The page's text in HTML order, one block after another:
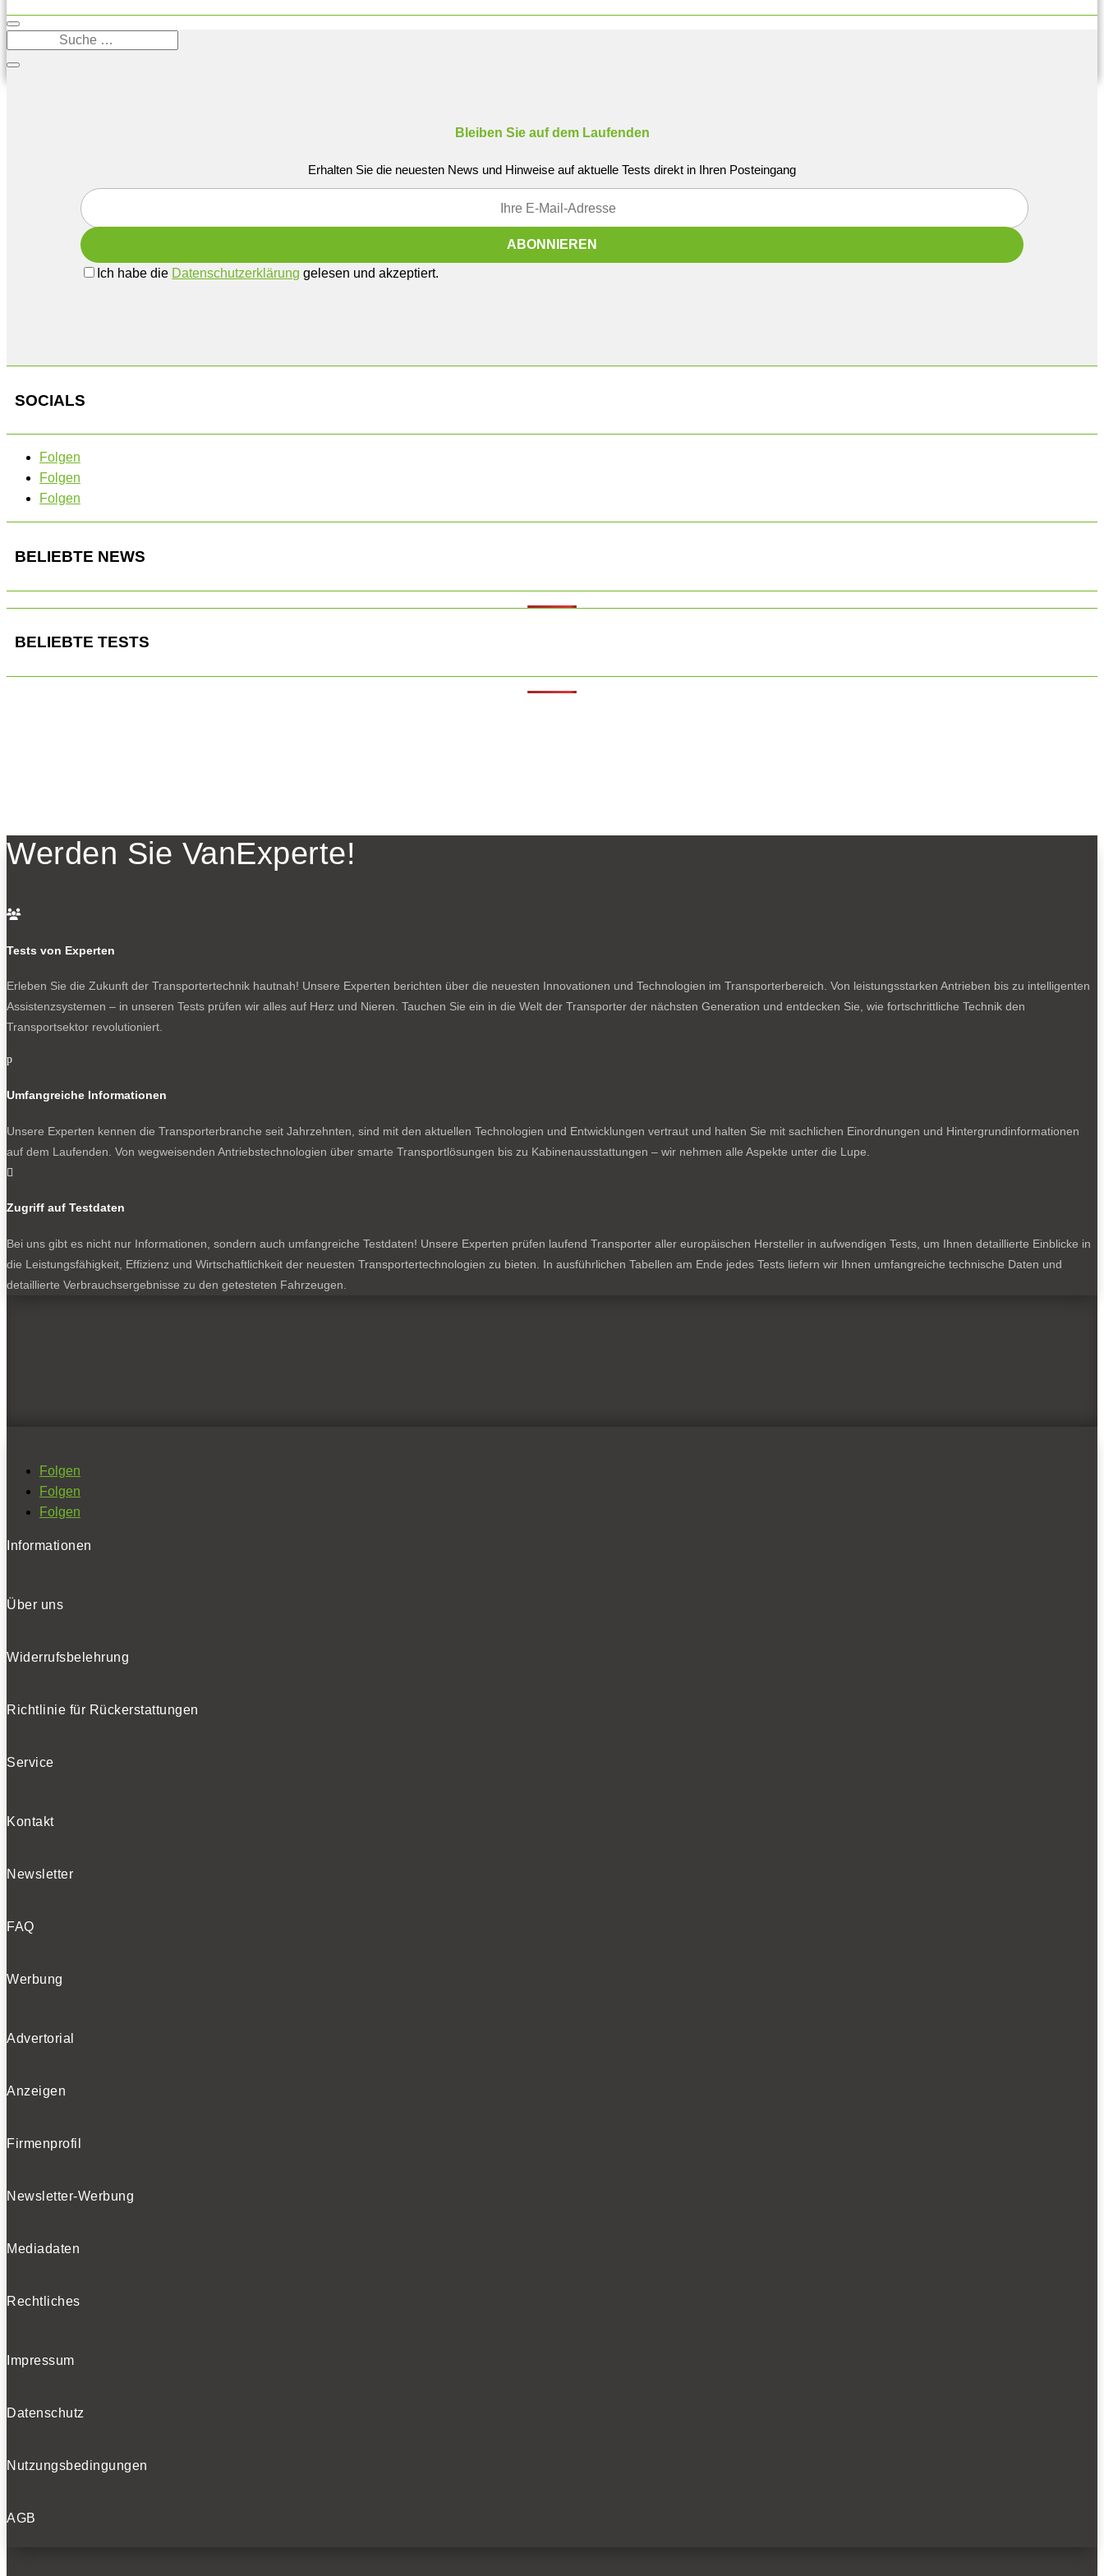
Bleiben Sie auf dem Laufenden
Erhalten Sie die neuesten News und Hinweise auf aktuelle Tests direkt in Ihren Posteingang
Ich habe die Datenschutzerklärung gelesen und akzeptiert.
SOCIALS
Folgen
Folgen
Folgen
BELIEBTE NEWS
BELIEBTE TESTS
Werden Sie VanExperte!

Tests von Experten
Erleben Sie die Zukunft der Transportertechnik hautnah! Unsere Experten berichten über die neuesten Innovationen und Technologien im Transporterbereich. Von leistungsstarken Antrieben bis zu intelligenten
Assistenzsystemen – in unseren Tests prüfen wir alles auf Herz und Nieren. Tauchen Sie ein in die Welt der Transporter der nächsten Generation und entdecken Sie, wie fortschrittliche Technik den
Transportsektor revolutioniert.
p
Umfangreiche Informationen
Unsere Experten kennen die Transporterbranche seit Jahrzehnten, sind mit den aktuellen Technologien und Entwicklungen vertraut und halten Sie mit sachlichen Einordnungen und Hintergrundinformationen
auf dem Laufenden. Von wegweisenden Antriebstechnologien über smarte Transportlösungen bis zu Kabinenausstattungen – wir nehmen alle Aspekte unter die Lupe.

Zugriff auf Testdaten
Bei uns gibt es nicht nur Informationen, sondern auch umfangreiche Testdaten! Unsere Experten prüfen laufend Transporter aller europäischen Hersteller in aufwendigen Tests, um Ihnen detaillierte Einblicke in
die Leistungsfähigkeit, Effizienz und Wirtschaftlichkeit der neuesten Transportertechnologien zu bieten. In ausführlichen Tabellen am Ende jedes Tests liefern wir Ihnen umfangreiche technische Daten und
detaillierte Verbrauchsergebnisse zu den getesteten Fahrzeugen.
Folgen
Folgen
Folgen
Informationen
Über uns
Widerrufsbelehrung
Richtlinie für Rückerstattungen
Service
Kontakt
Newsletter
FAQ
Werbung
Advertorial
Anzeigen
Firmenprofil
Newsletter-Werbung
Mediadaten
Rechtliches
Impressum
Datenschutz
Nutzungsbedingungen
AGB